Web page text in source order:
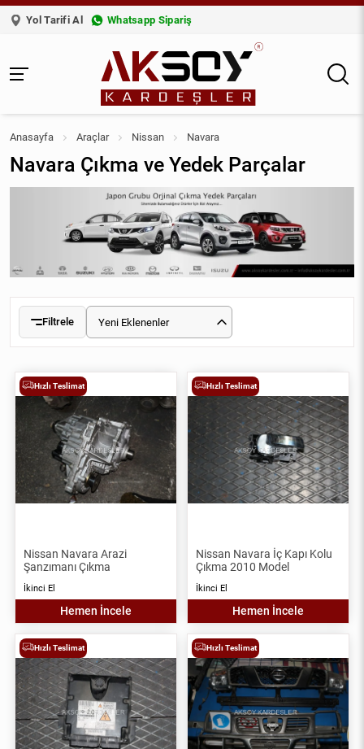
Yol Tarifi Al Whatsapp Sipariş
Anasayfa Araçlar Nissan Navara
Navara Çıkma ve Yedek Parçalar
Filtrele Yeni Eklenenler
Hızlı Teslimat
Nissan Navara Arazi
Şanzımanı Çıkma
İkinci El
Hemen İncele
Hızlı Teslimat
Nissan Navara İç Kapı Kolu
Çıkma 2010 Model
İkinci El
Hemen İncele
Hızlı Teslimat Hızlı Teslimat